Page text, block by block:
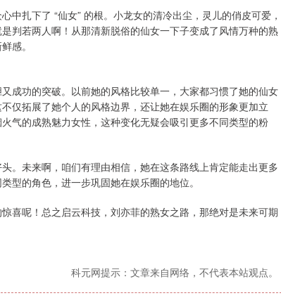
扎下了 “仙女” 的根。小龙女的清冷出尘，灵儿的俏皮可爱，
判若两人啊！从那清新脱俗的仙女一下子变成了风情万种的熟
感。
成功的突破。以前她的风格比较单一，大家都习惯了她的仙女
仅拓展了她个人的风格边界，还让她在娱乐圈的形象更加立
气的成熟魅力女性，这种变化无疑会吸引更多不同类型的粉
。未来啊，咱们有理由相信，她在这条路线上肯定能走出更多
型的角色，进一步巩固她在娱乐圈的地位。
喜呢！总之启云科技，刘亦菲的熟女之路，那绝对是未来可期
科元网提示：文章来自网络，不代表本站观点。